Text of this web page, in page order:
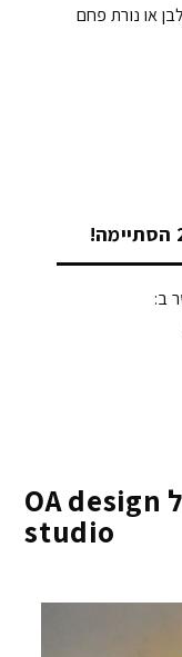
או נורת פחם
ב:
עבודות נוספות של OA design
studio